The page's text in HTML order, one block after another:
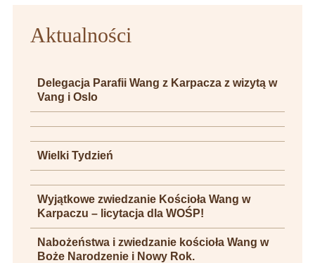
Aktualności
Delegacja Parafii Wang z Karpacza z wizytą w
Vang i Oslo
Wielki Tydzień
Wyjątkowe zwiedzanie Kościoła Wang w
Karpaczu – licytacja dla WOŚP!
Nabożeństwa i zwiedzanie kościoła Wang w
Boże Narodzenie i Nowy Rok.